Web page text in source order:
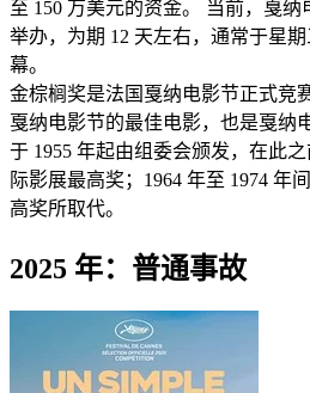
至 150 万美元的资金。 当前，戛
举办，为期 12 天左右，通常于星
幕。
金棕榈奖是法国戛纳电影节正式竞
戛纳电影节的最佳电影，也是戛纳
于 1955 年起由组委会颁发，在此
际影展最高奖；1964 年至 1974 年
高奖所取代。
2025 年：普通事故